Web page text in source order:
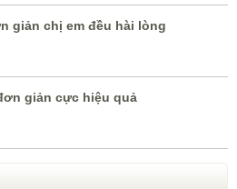
giản chị em đều hài lòng
giản cực hiệu quả